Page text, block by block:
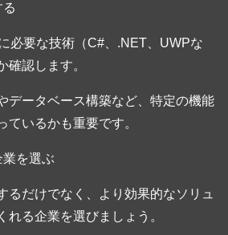
る
必要な技術（C#、.NET、UWPな
確認します。
データベース構築など、特定の機能
ているかも重要です。
業を選ぶ
るだけでなく、より効果的なソリュ
れる企業を選びましょう。